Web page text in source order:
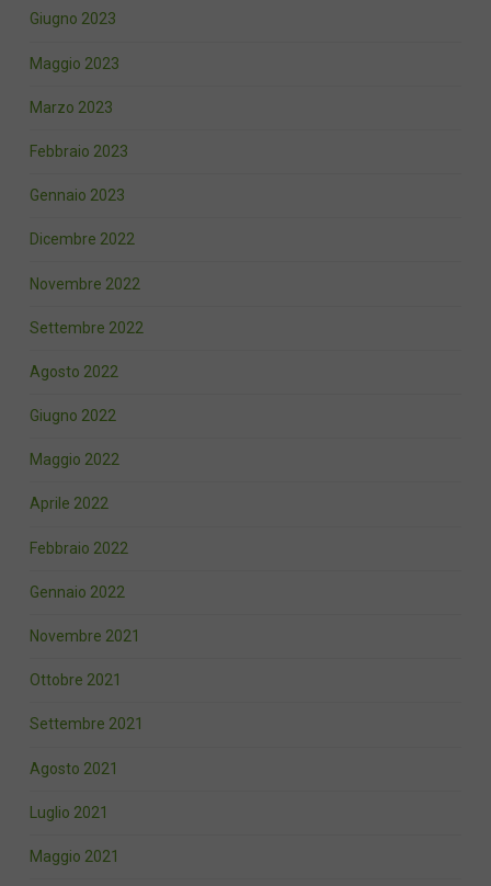
Giugno 2023
Maggio 2023
Marzo 2023
Febbraio 2023
Gennaio 2023
Dicembre 2022
Novembre 2022
Settembre 2022
Agosto 2022
Giugno 2022
Maggio 2022
Aprile 2022
Febbraio 2022
Gennaio 2022
Novembre 2021
Ottobre 2021
Settembre 2021
Agosto 2021
Luglio 2021
Maggio 2021